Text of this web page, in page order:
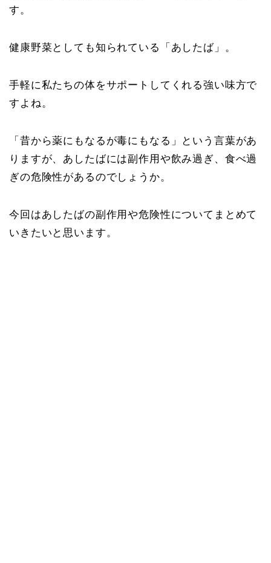
す。
健康野菜としても知られている「あしたば」。
手軽に私たちの体をサポートしてくれる強い味方で
すよね。
「昔から薬にもなるが毒にもなる」という言葉があ
りますが、あしたばには副作用や飲み過ぎ、食べ過
ぎの危険性があるのでしょうか。
今回はあしたばの副作用や危険性についてまとめて
いきたいと思います。